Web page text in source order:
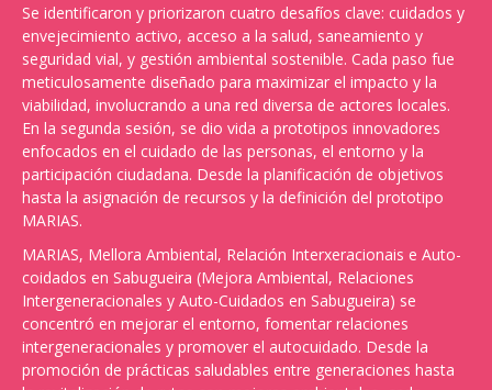
Se identificaron y priorizaron cuatro desafíos clave: cuidados y
envejecimiento activo, acceso a la salud, saneamiento y
seguridad vial, y gestión ambiental sostenible. Cada paso fue
meticulosamente diseñado para maximizar el impacto y la
viabilidad, involucrando a una red diversa de actores locales.
En la segunda sesión, se dio vida a prototipos innovadores
enfocados en el cuidado de las personas, el entorno y la
participación ciudadana. Desde la planificación de objetivos
hasta la asignación de recursos y la definición del prototipo
MARIAS.
MARIAS, Mellora Ambiental, Relación Interxeracionais e Auto-
coidados en Sabugueira (Mejora Ambiental, Relaciones
Intergeneracionales y Auto-Cuidados en Sabugueira) se
concentró en mejorar el entorno, fomentar relaciones
intergeneracionales y promover el autocuidado. Desde la
promoción de prácticas saludables entre generaciones hasta